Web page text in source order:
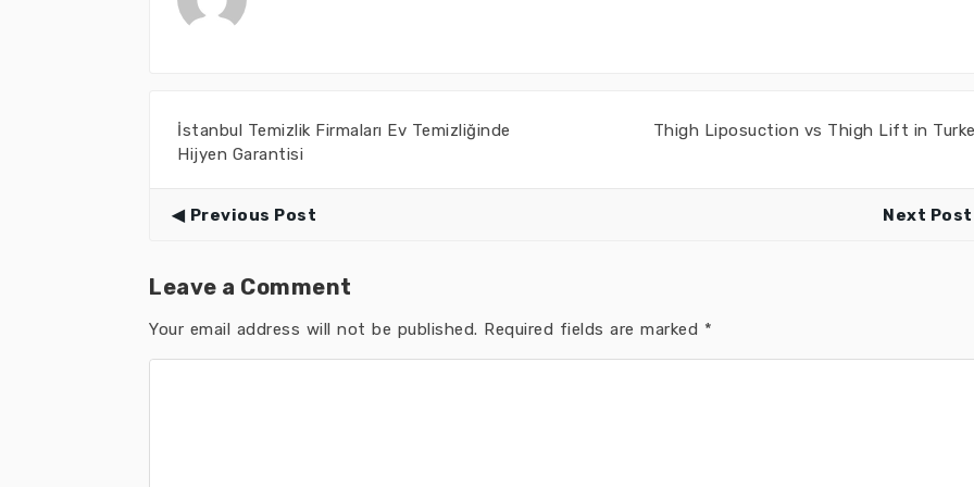
İstanbul Temizlik Firmaları Ev Temizliğinde
Hijyen Garantisi
Thigh Liposuction vs Thigh Lift in
Previous Post Next Post
Leave a Comment
Your email address will not be published. Required fields are marked *